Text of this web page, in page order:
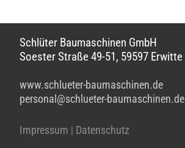
Schlüter Baumaschinen GmbH
Soester Straße 49-51, 59597 Erwitte
www.schlueter-baumaschinen.de
personal@schlueter-baumaschinen.de
Impressum Datenschutz